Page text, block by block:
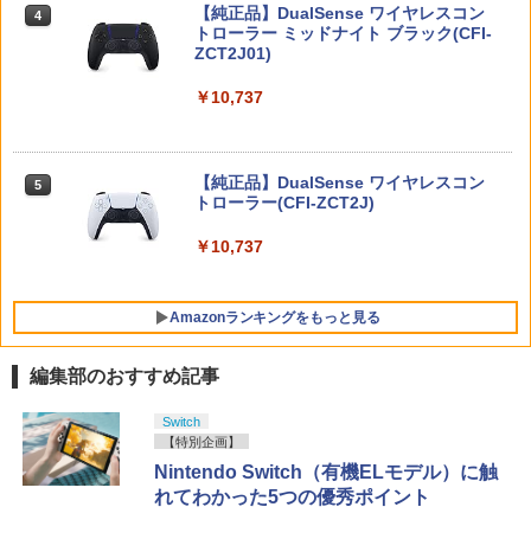
【Switch2】STEINS;GATE RE:BOOT
（シュタインズゲート リブート） 通常
版 [BEE-P-AB55A NSW2 シュタインズ
龍の国 ルーンファクトリー Nintendo S
￥3,220
グルの竜と時をぬすむ少女 レベルファイ
ブ(20250522)
●【中古】 クレールオブスキュール：エ
クスペディション33 PS5 【CERO Z(18
才以上対象)】
[Switch] Nintendo Switch Online + 追
加パック個人プラン12か月（365日間）
イントまでご利用可
ズVOL.1 Lite [イーグレットツー ミニ用
￥6,580
守 summer wars BD USA正規品 海外版
日本語 英語 他言語 Summer Wars
リーズ ブルーレイ 全話 Steins Gate : T
he Complete Series STEINS;GATE シ
全話 廉価版 日本語 英語 正規品 シュタイ
￥5,500
4
ニンテンドープリペイド番号 9000円|オ
ンラインコード版
ンラインコード版
4
【純正品】DualSense ワイヤレスコン
トローラー ミッドナイト ブラック(CFI-
ZCT2J01)
￥10,737
5
【純正品】DualSense ワイヤレスコン
トローラー(CFI-ZCT2J)
￥10,737
Amazonランキングをもっと見る
1
【純正品】Xbox ワイヤレス コントロー
ラー + USB-C® ケーブル
￥8,300
1
劇場版「鬼滅の刃」無限城編 第一章 猗
窩座再来 通常版 [Blu-ray]
￥3,982
編集部のおすすめ記事
Switch
【特別企画】
Nintendo Switch（有機ELモデル）に触
れてわかった5つの優秀ポイント